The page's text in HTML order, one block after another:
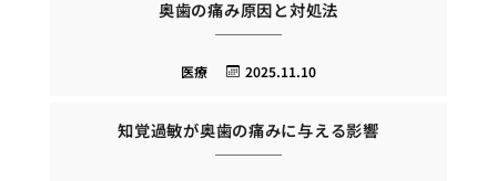
奥歯の痛み原因と対処法
2025.11.10
医療
知覚過敏が奥歯の痛みに与える影響